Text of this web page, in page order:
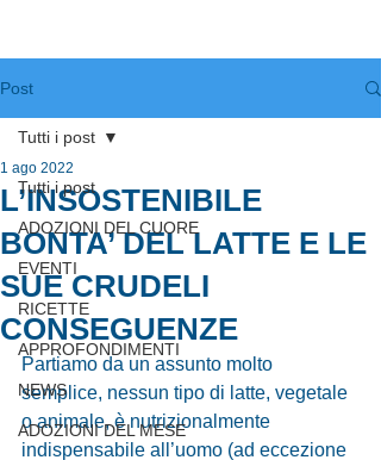
Post
Tutti i post
ADOZIONI DEL CUORE
EVENTI
RICETTE
APPROFONDIMENTI
NEWS
ADOZIONI DEL MESE
Tutti i post
L’INSOSTENIBILE
BONTA’ DEL LATTE E LE
SUE CRUDELI
CONSEGUENZE
1 ago 2022
Partiamo da un assunto molto
semplice, nessun tipo di latte, vegetale
o animale, è nutrizionalmente
indispensabile all’uomo (ad eccezione